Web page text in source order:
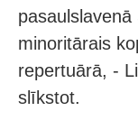
minoritārais
repertuārā, -
slīkstot.